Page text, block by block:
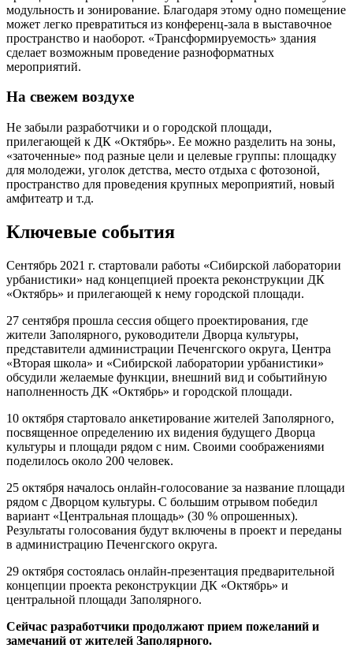
модульность и зонирование. Благодаря этому одно помещение
может легко превратиться из конференц-зала в выставочное
пространство и наоборот. «Трансформируемость» здания
сделает возможным проведение разноформатных
мероприятий.
На свежем воздухе
Не забыли разработчики и о городской площади,
прилегающей к ДК «Октябрь». Ее можно разделить на зоны,
«заточенные» под разные цели и целевые группы: площадку
для молодежи, уголок детства, место отдыха с фотозоной,
пространство для проведения крупных мероприятий, новый
амфитеатр и т.д.
Ключевые события
Сентябрь 2021 г. стартовали работы «Сибирской лаборатории
урбанистики» над концепцией проекта реконструкции ДК
«Октябрь» и прилегающей к нему городской площади.
27 сентября прошла сессия общего проектирования, где
жители Заполярного, руководители Дворца культуры,
представители администрации Печенгского округа, Центра
«Вторая школа» и «Сибирской лаборатории урбанистики»
обсудили желаемые функции, внешний вид и событийную
наполненность ДК «Октябрь» и городской площади.
10 октября стартовало анкетирование жителей Заполярного,
посвященное определению их видения будущего Дворца
культуры и площади рядом с ним. Своими соображениями
поделилось около 200 человек.
25 октября началось онлайн-голосование за название площади
рядом с Дворцом культуры. С большим отрывом победил
вариант «Центральная площадь» (30 % опрошенных).
Результаты голосования будут включены в проект и переданы
в администрацию Печенгского округа.
29 октября состоялась онлайн-презентация предварительной
концепции проекта реконструкции ДК «Октябрь» и
центральной площади Заполярного.
Сейчас разработчики продолжают прием пожеланий и
замечаний от жителей Заполярного.